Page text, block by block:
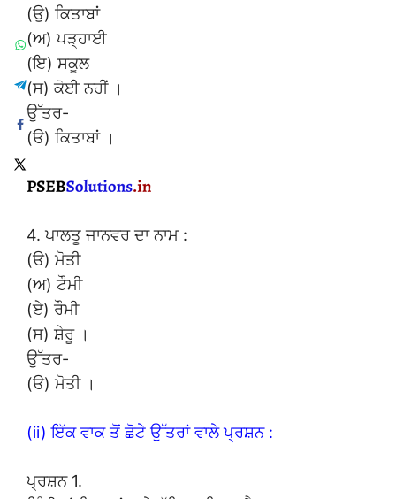
(ਉ) ਕਿਤਾਬਾਂ
(ਅ) ਪੜ੍ਹਾਈ
(ਇ) ਸਕੂਲ
(ਸ) ਕੋਈ ਨਹੀਂ ।
ਉੱਤਰ-
(ੳ) ਕਿਤਾਬਾਂ ।
4. ਪਾਲਤੂ ਜਾਨਵਰ ਦਾ ਨਾਮ :
(ੳ) ਮੋਤੀ
(ਅ) ਟੌਮੀ
(ਏ) ਰੌਮੀ
(ਸ) ਸ਼ੇਰੂ ।
ਉੱਤਰ-
(ੳ) ਮੋਤੀ ।
(ii) ਇੱਕ ਵਾਕ ਤੋਂ ਛੋਟੇ ਉੱਤਰਾਂ ਵਾਲੇ ਪ੍ਰਸ਼ਨ :
ਪ੍ਰਸ਼ਨ 1.